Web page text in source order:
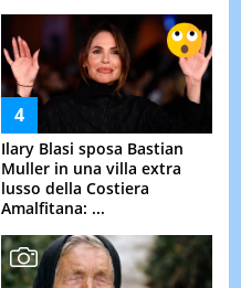
Ilary Blasi sposa Bastian
Muller in una villa extra
lusso della Costiera
Amalfitana: ...